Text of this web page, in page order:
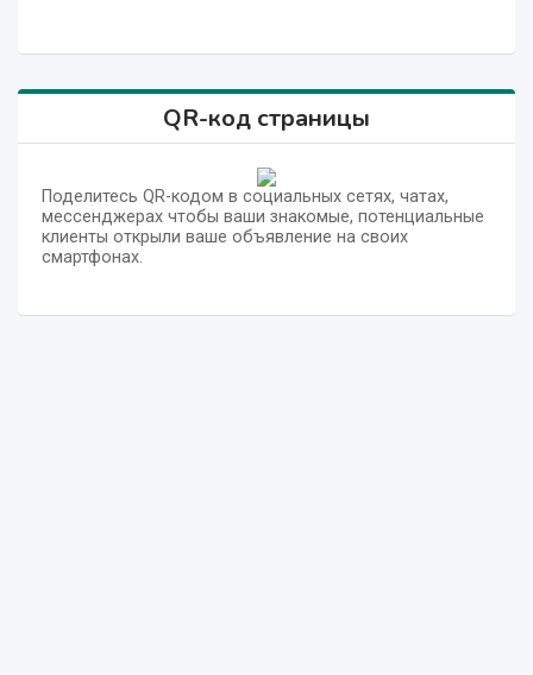
QR-код страницы
Поделитесь QR-кодом в социальных сетях, чатах,
мессенджерах чтобы ваши знакомые, потенциальные
клиенты открыли ваше объявление на своих
смартфонах.